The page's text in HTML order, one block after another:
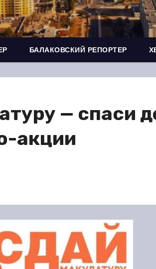
БАЛАКОВСКИЙ РЕПОРТЕР
— спаси
акции